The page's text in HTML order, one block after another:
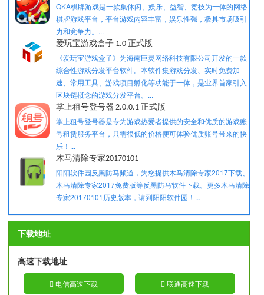
QKA棋牌游戏是一款集休闲、娱乐、益智、竞技为一体的网络
棋牌游戏平台，平台游戏内容丰富，娱乐性强，极具市场吸引
力和竞争力。...
爱玩宝游戏盒子 1.0 正式版
《爱玩宝游戏盒子》为海南巨灵网络科技有限公司开发的一款
综合性游戏分发平台软件。本软件集游戏分发、实时免费加
速、常用工具、游戏项目孵化等功能于一体，是业界首家引入
区块链概念的游戏分发平台。...
掌上租号登号器 2.0.0.1 正式版
掌上租号登号器是专为游戏热爱者提供的安全和优质的游戏账
号租赁服务平台，只需很低的价格便可体验优质账号带来的快
乐！...
木马清除专家20170101
阳阳软件园反黑防马频道，为您提供木马清除专家2017下载、
木马清除专家2017免费版等反黑防马软件下载。更多木马清除
专家20170101历史版本，请到阳阳软件园！...
下载地址
高速下载地址
电信高速下载 联通高速下载